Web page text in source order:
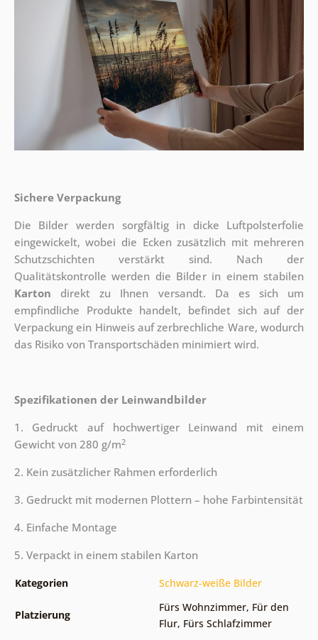
Sichere Verpackung
Die Bilder werden sorgfältig in dicke Luftpolsterfolie
eingewickelt, wobei die Ecken zusätzlich mit mehreren
Schutzschichten verstärkt sind. Nach der
Qualitätskontrolle werden die Bilder in einem stabilen
Karton direkt zu Ihnen versandt. Da es sich um
empfindliche Produkte handelt, befindet sich auf der
Verpackung ein Hinweis auf zerbrechliche Ware, wodurch
das Risiko von Transportschäden minimiert wird.
Spezifikationen der Leinwandbilder
1. Gedruckt auf hochwertiger Leinwand mit einem
Gewicht von 280 g/m2
2. Kein zusätzlicher Rahmen erforderlich
3. Gedruckt mit modernen Plottern – hohe Farbintensität
4. Einfache Montage
5. Verpackt in einem stabilen Karton
Kategorien Schwarz-weiße Bilder
Platzierung
Fürs Wohnzimmer, Für den
Flur, Fürs Schlafzimmer